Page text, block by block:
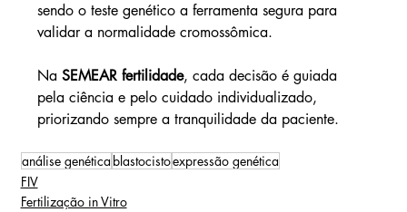
sendo o teste genético a ferramenta segura para
validar a normalidade cromossômica.
Na SEMEAR fertilidade, cada decisão é guiada
pela ciência e pelo cuidado individualizado,
priorizando sempre a tranquilidade da paciente.
análise genética blastocistoexpressão genética
FIV
Fertilização in Vitro